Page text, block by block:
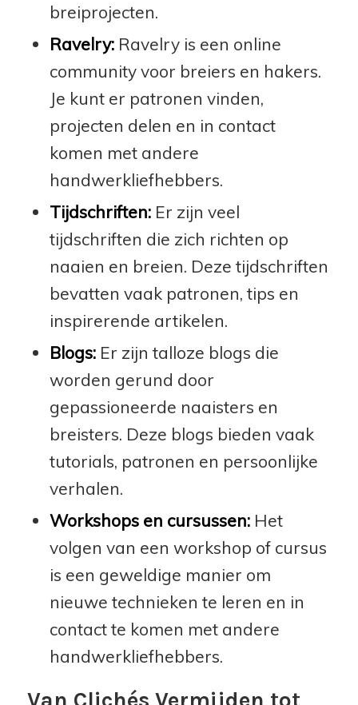
breiprojecten.
Ravelry:Ravelry is een online
community voor breiers en hakers.
Je kunt er patronen vinden,
projecten delen en in contact
komen met andere
handwerkliefhebbers.
Tijdschriften:Er zijn veel
tijdschriften die zich richten op
naaien en breien. Deze tijdschriften
bevatten vaak patronen, tips en
inspirerende artikelen.
Blogs:Er zijn talloze blogs die
worden gerund door
gepassioneerde naaisters en
breisters. Deze blogs bieden vaak
tutorials, patronen en persoonlijke
verhalen.
Workshops en cursussen:Het
volgen van een workshop of cursus
is een geweldige manier om
nieuwe technieken te leren en in
contact te komen met andere
handwerkliefhebbers.
Van Clichés Vermijden tot